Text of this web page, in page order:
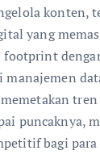
konten,
yang
puncaknya,
bagi